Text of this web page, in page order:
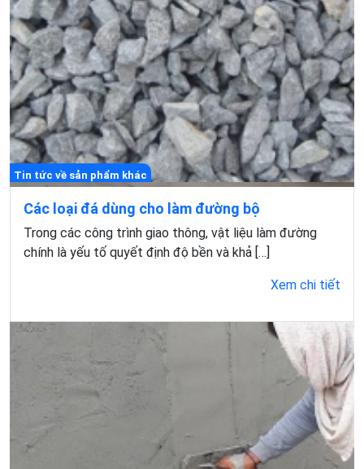
Tin tức về sản phẩm khác
Các loại đá dùng cho làm đường bộ
Trong các công trình giao thông, vật liệu làm đường
chính là yếu tố quyết định độ bền và khả […]
Xem chi tiết